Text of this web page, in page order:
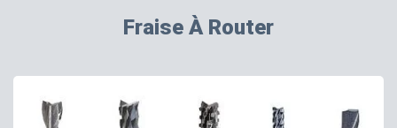
Fraise À Router